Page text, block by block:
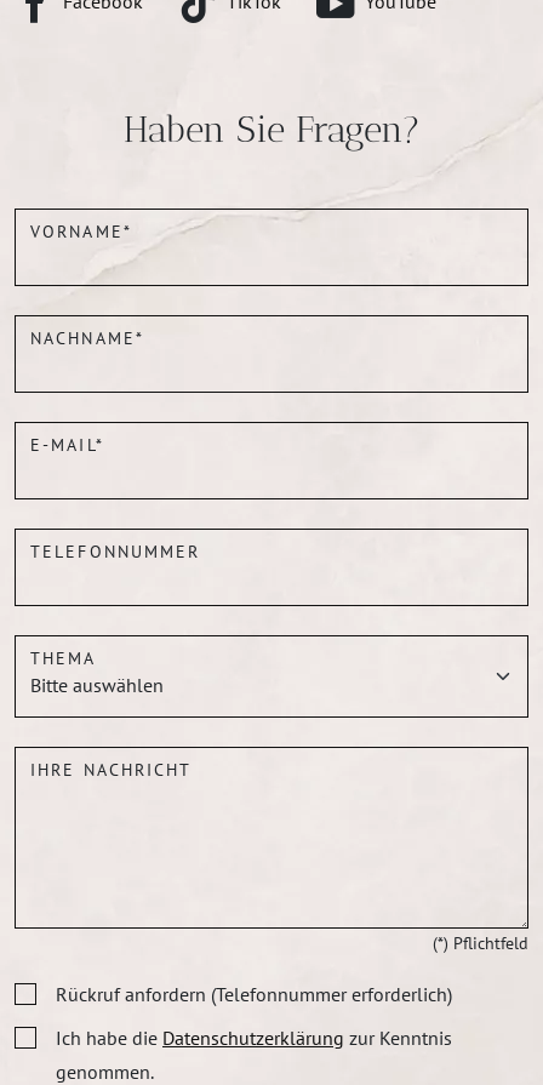
Haben Sie Fragen?
VORNAME*
NACHNAME*
E-MAIL*
TELEFONNUMMER
THEMA
IHRE NACHRICHT
(*) Pflichtfeld
Rückruf anfordern (Telefonnummer erforderlich)
Ich habe die Datenschutzerklärung zur Kenntnis
genommen.